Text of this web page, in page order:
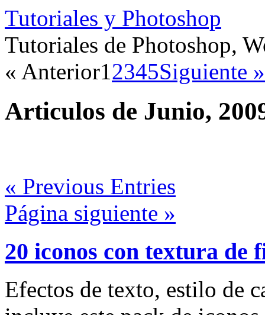
Tutoriales y Photoshop
Tutoriales de Photoshop,
« Anterior12345Siguiente »
Articulos de Junio,
« Previous Entries
Página siguiente »
20 iconos con textura de
Efectos de texto, estilo de